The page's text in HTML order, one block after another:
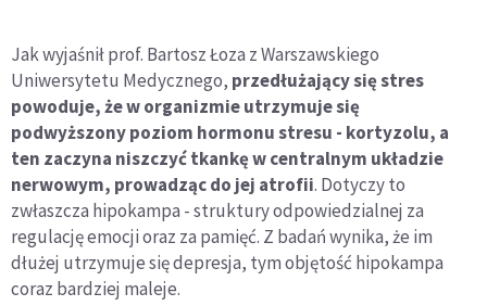
Jak wyjaśnił prof. Bartosz Łoza z Warszawskiego
Uniwersytetu Medycznego, przedłużający się stres
powoduje, że w organizmie utrzymuje się
podwyższony poziom hormonu stresu - kortyzolu, a
ten zaczyna niszczyć tkankę w centralnym układzie
nerwowym, prowadząc do jej atrofii. Dotyczy to
zwłaszcza hipokampa - struktury odpowiedzialnej za
regulację emocji oraz za pamięć. Z badań wynika, że im
dłużej utrzymuje się depresja, tym objętość hipokampa
coraz bardziej maleje.